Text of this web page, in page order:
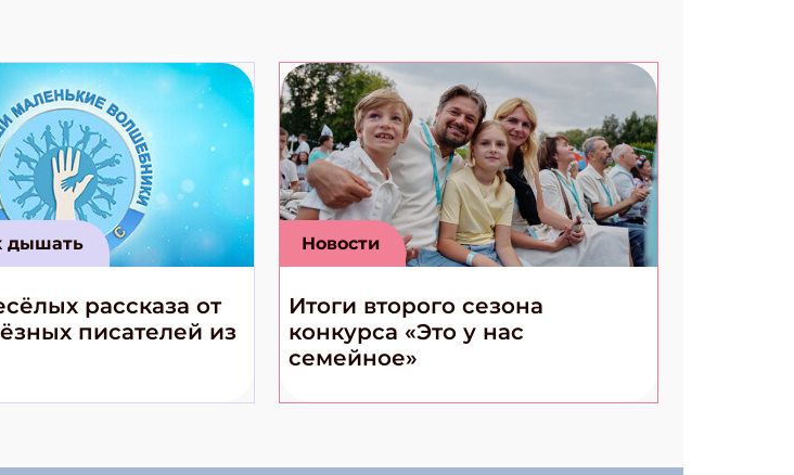
дышать
рассказа от
писателей из
Новости
Итоги второго сезона
конкурса «Это у нас
семейное»